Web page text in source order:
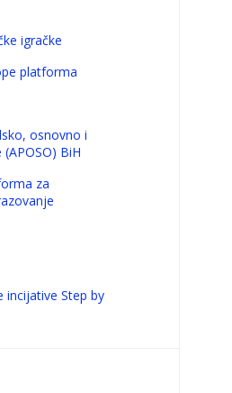
igračke
platforma
osnovno i
BiH
za
incijative Step by